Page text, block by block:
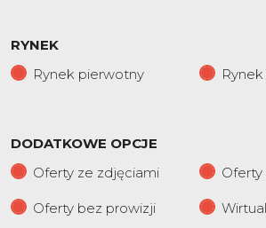
RYNEK
Rynek pierwotny
DODATKOWE OPCJE
Oferty ze zdjęciami
Oferty
Oferty bez prowizji